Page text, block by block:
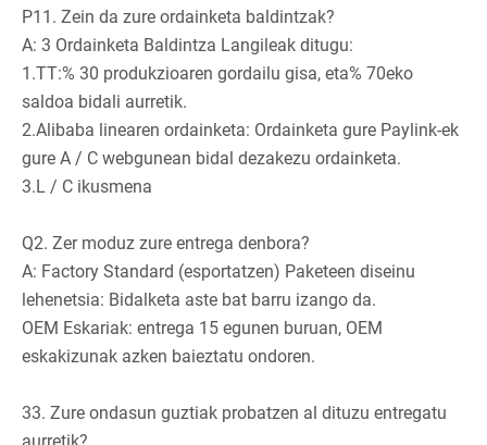
P11. Zein da zure ordainketa baldintzak?
A: 3 Ordainketa Baldintza Langileak ditugu:
1.TT:% 30 produkzioaren gordailu gisa, eta% 70eko
saldoa bidali aurretik.
2.Alibaba linearen ordainketa: Ordainketa gure Paylink-ek
gure A / C webgunean bidal dezakezu ordainketa.
3.L / C ikusmena
Q2. Zer moduz zure entrega denbora?
A: Factory Standard (esportatzen) Paketeen diseinu
lehenetsia: Bidalketa aste bat barru izango da.
OEM Eskariak: entrega 15 egunen buruan, OEM
eskakizunak azken baieztatu ondoren.
33. Zure ondasun guztiak probatzen al dituzu entregatu